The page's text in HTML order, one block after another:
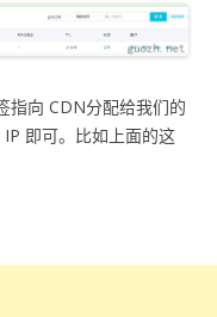
指向 CDN分配给我们的
即可。比如上面的这